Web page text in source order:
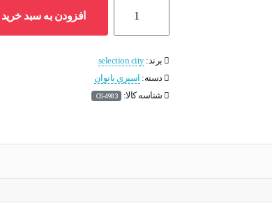
زنانه
عدد
افزودن به سبد خرید
برند:selection city
دسته: اسپری بانوان
شناسه کالا:
OS-4983